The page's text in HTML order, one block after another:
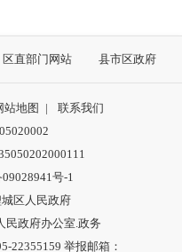
区直部门网站 县市区政府
站地图 |
联系我们
号-1
区人民政府
民政府办公室.政务
22355159 举报邮箱：